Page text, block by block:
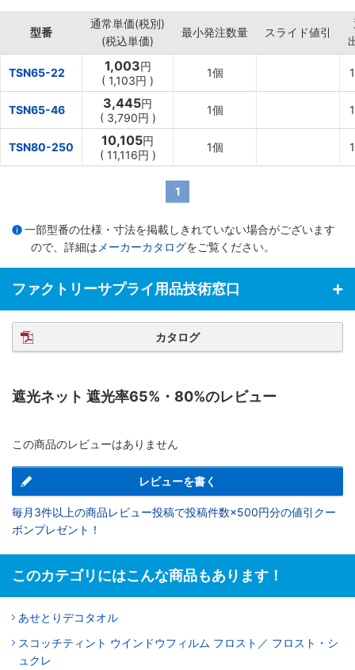
型番
通常単価(税別)
(税込単価)
最小発注数量 スライド値引
TSN65-22 1,003円
( 1,103円 )
1個 1
TSN65-46 3,445円
( 3,790円 )
1個 1
TSN80-250 10,105円
( 11,116円 )
1個 1
1
一部型番の仕様・寸法を掲載しきれていない場合がございます
ので、詳細は メーカーカタログをご覧ください。
ファクトリーサプライ用品技術窓口
カタログ
遮光ネット 遮光率65%・80%のレビュー
この商品のレビューはありません
レビューを書く
毎月3件以上の商品レビュー投稿で投稿件数×500円分の値引クー
ポンプレゼント！
このカテゴリにはこんな商品もあります！
あせとりデコタオル
スコッチティント ウインドウフィルム フロスト／ フロスト・シ
ュクレ